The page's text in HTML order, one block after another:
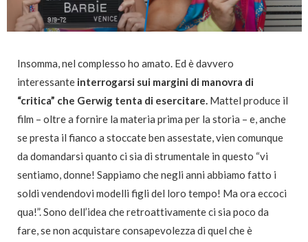
Insomma, nel complesso ho amato. Ed è davvero
interessante interrogarsi sui margini di manovra di
“critica” che Gerwig tenta di esercitare. Mattel produce il
film – oltre a fornire la materia prima per la storia – e, anche
se presta il fianco a stoccate ben assestate, vien comunque
da domandarsi quanto ci sia di strumentale in questo “vi
sentiamo, donne! Sappiamo che negli anni abbiamo fatto i
soldi vendendovi modelli figli del loro tempo! Ma ora eccoci
qua!”. Sono dell’idea che retroattivamente ci sia poco da
fare, se non acquistare consapevolezza di quel che è